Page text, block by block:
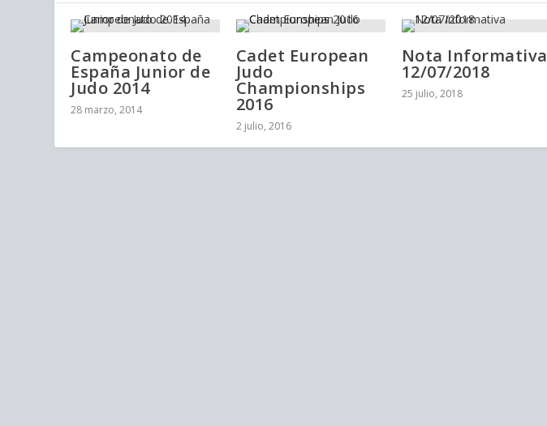
Campeonato de
España Junior de
Judo 2014
28 marzo, 2014
Cadet European
Judo
Championships
2016
2 julio, 2016
Nota Informativa
12/07/2018
25 julio, 2018